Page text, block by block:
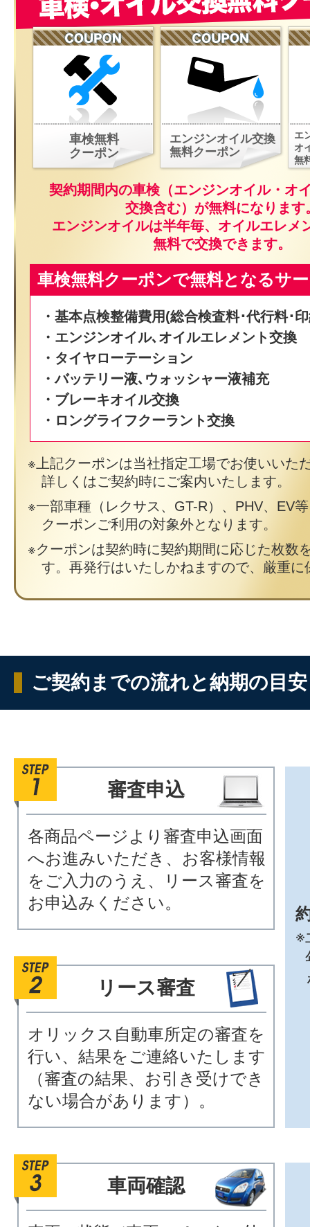
車検無料
クーポン
エンジンオイル交換
無料クーポン
エ
オ
無
契約期間内の車検（エンジンオイル・オ
交換含む）が無料になります
エンジンオイルは半年毎、オイルエレメ
無料で交換できます。
車検無料クーポンで無料となるサ
・基本点検整備費用(総合検査料･代行料･
・エンジンオイル､オイルエレメント交換
・タイヤローテーション
・バッテリー液､ウォッシャー液補充
・ブレーキオイル交換
・ロングライフクーラント交換
上記クーポンは当社指定工場でお使いいた
詳しくはご契約時にご案内いたします。
一部車種（レクサス、GT-R）、PHV、EV
クーポンご利用の対象外となります。
クーポンは契約時に契約期間に応じた枚数
す。再発行はいたしかねますので、厳重に
ご契約までの流れと納期の目安
審査申込
各商品ページより審査申込画面
へお進みいただき、お客様情報
をご入力のうえ、リース審査を
お申込みください。
リース審査
オリックス自動車所定の審査を
行い、結果をご連絡いたします
（審査の結果、お引き受けでき
ない場合があります）。
車両確認
※